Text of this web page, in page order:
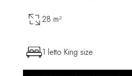
28 m²
1 letto King size